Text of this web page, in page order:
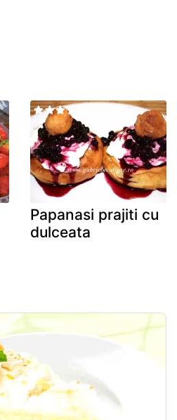
Papanasi prajiti cu
dulceata